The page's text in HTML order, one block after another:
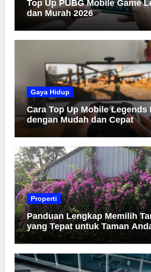
Top Up PUBG Mobile Game
dan Murah 2026
Gaya Hidup
Cara Top Up Mobile Legends
dengan Mudah dan Cepat
Properti
Panduan Lengkap Memilih
yang Tepat untuk Taman